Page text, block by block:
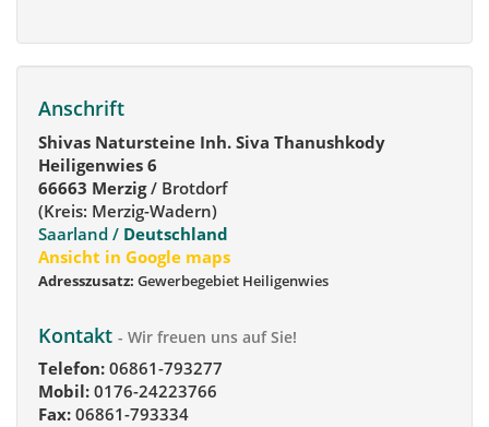
Anschrift
Shivas Natursteine Inh. Siva Thanushkody
Heiligenwies 6
66663 Merzig/ Brotdorf
(Kreis: Merzig-Wadern)
Saarland / Deutschland
Ansicht in Google maps
Adresszusatz: Gewerbegebiet Heiligenwies
Kontakt - Wir freuen uns auf Sie!
Telefon: 06861-793277
Mobil: 0176-24223766
Fax: 06861-793334